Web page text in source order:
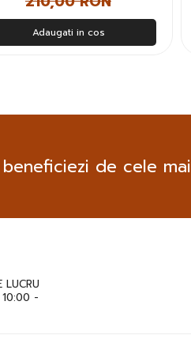
Adaugati in cos
de cele mai
LUCRU
-